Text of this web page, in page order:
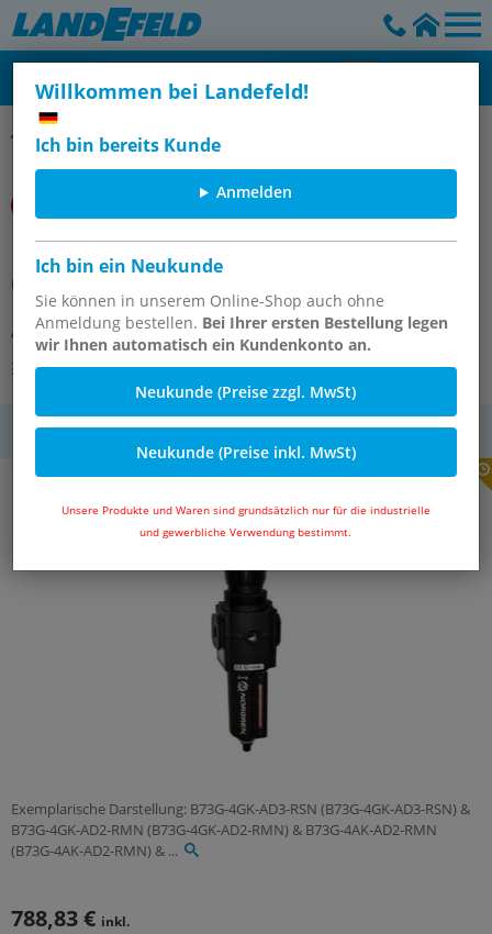
Willkommen bei Landefeld!
Ich bin bereits Kunde
Anmelden
Ich bin ein Neukunde
Sie können in unserem Online-Shop auch ohne
Anmeldung bestellen. Bei Ihrer ersten Bestellung legen
wir Ihnen automatisch ein Kundenkonto an.
Neukunde (Preise zzgl. MwSt)
Neukunde (Preise inkl. MwSt)
Unsere Produkte und Waren sind grundsätzlich nur für die industrielle
und gewerbliche Verwendung bestimmt.
Filterregler
B73G-4GK-AD2-RMN F-Regler 25My
0,3-10 G1/2
Artikelnummer: OT-IMI112405
Andere Varianten des Artikels
MwSt.
Exemplarische Darstellung: B73G-4GK-AD3-RSN (B73G-4GK-AD3-RSN) &
B73G-4GK-AD2-RMN (B73G-4GK-AD2-RMN) & B73G-4AK-AD2-RMN
(B73G-4AK-AD2-RMN) & ...
788,83 € inkl.